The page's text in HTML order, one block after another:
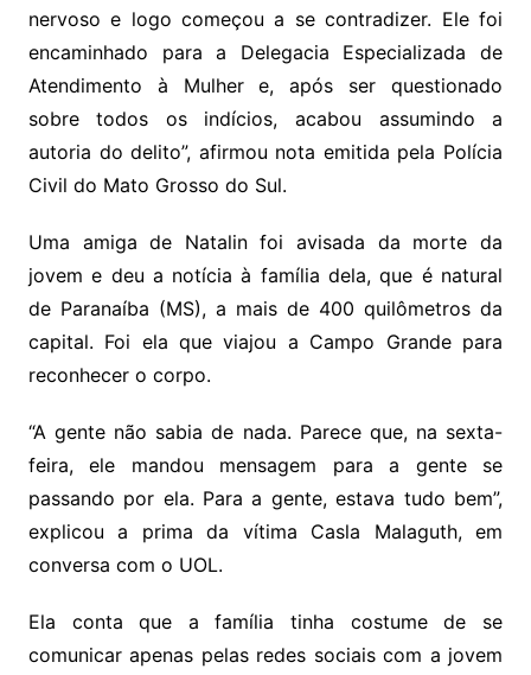
nervoso e logo começou a se contradizer. Ele foi
encaminhado para a Delegacia Especializada de
Atendimento à Mulher e, após ser questionado
sobre todos os indícios, acabou assumindo a
autoria do delito”, afirmou nota emitida pela Polícia
Civil do Mato Grosso do Sul.
Uma amiga de Natalin foi avisada da morte da
jovem e deu a notícia à família dela, que é natural
de Paranaíba (MS), a mais de 400 quilômetros da
capital. Foi ela que viajou a Campo Grande para
reconhecer o corpo.
“A gente não sabia de nada. Parece que, na sexta-
feira, ele mandou mensagem para a gente se
passando por ela. Para a gente, estava tudo bem”,
explicou a prima da vítima Casla Malaguth, em
conversa com o UOL.
Ela conta que a família tinha costume de se
comunicar apenas pelas redes sociais com a jovem